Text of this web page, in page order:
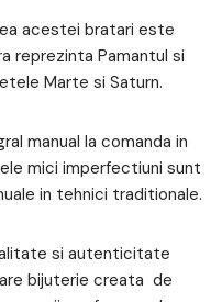
acestei bratari este
reprezinta Pamantul si
Marte si Saturn.
manual la comanda in
mici imperfectiuni sunt
in tehnici traditionale.
si autenticitate
bijuterie creata de